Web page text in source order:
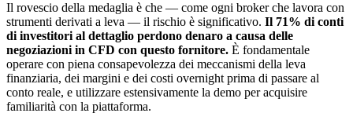
Il rovescio della medaglia è che — come ogni broker che lavora con
strumenti derivati a leva — il rischio è significativo. Il 71% di conti
di investitori al dettaglio perdono denaro a causa delle
negoziazioni in CFD con questo fornitore. È fondamentale
operare con piena consapevolezza dei meccanismi della leva
finanziaria, dei margini e dei costi overnight prima di passare al
conto reale, e utilizzare estensivamente la demo per acquisire
familiarità con la piattaforma.